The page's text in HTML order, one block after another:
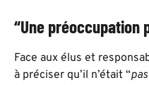
“Une préoccupation
Face aux élus et
à préciser qu’il n’était “